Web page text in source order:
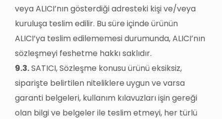
veya ALICI’nın gösterdiği adresteki kişi ve/veya
kuruluşa teslim edilir. Bu süre içinde ürünün
ALICI’ya teslim edilememesi durumunda, ALICI’nın
sözleşmeyi feshetme hakkı saklıdır.
9.3.SATICI, Sözleşme konusu ürünü eksiksiz,
siparişte belirtilen niteliklere uygun ve varsa
garanti belgeleri, kullanım kılavuzları işin gereği
olan bilgi ve belgeler ile teslim etmeyi, her türlü